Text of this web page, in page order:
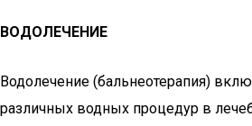
ВОДОЛЕЧЕНИЕ
Водолечение (бальнеотерапия)
различных водных процедур в